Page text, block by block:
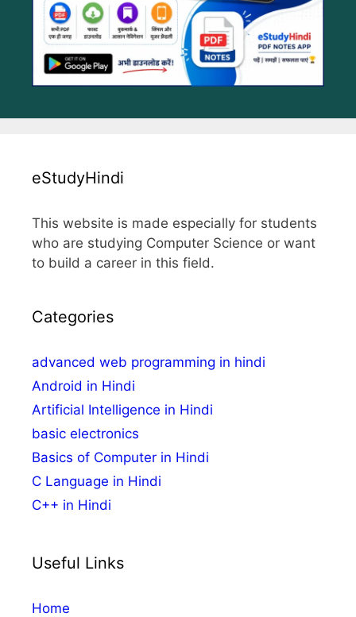
eStudyHindi
This website is made especially for students
who are studying Computer Science or want
to build a career in this field.
Categories
advanced web programming in hindi
Android in Hindi
Artificial Intelligence in Hindi
basic electronics
Basics of Computer in Hindi
C Language in Hindi
C++ in Hindi
Useful Links
Home